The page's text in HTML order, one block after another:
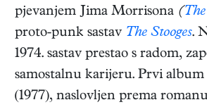
pjevanjem Jima Morrisona (
proto-punk sastav The Stooges.
1974. sastav prestao s radom,
samostalnu karijeru. Prvi album
(1977), naslovljen prema